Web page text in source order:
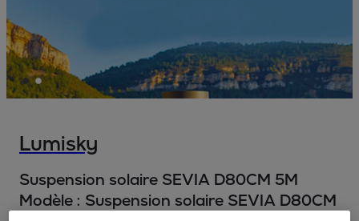
Lumisky
Suspension solaire SEVIA D80CM 5M
Modèle : Suspension solaire SEVIA D80CM